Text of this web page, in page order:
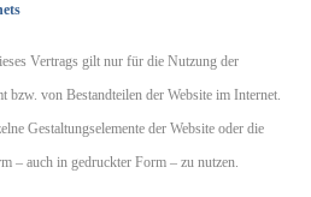
Vertrags gilt nur für die Nutzung der
bzw. von Bestandteilen der Website im Internet.
Gestaltungselemente der Website oder die
– auch in gedruckter Form – zu nutzen.